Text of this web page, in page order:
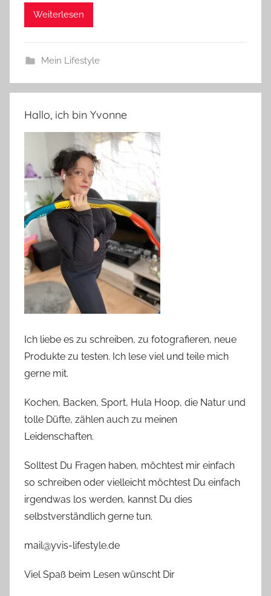
Weiterlesen
Mein Lifestyle
Hallo, ich bin Yvonne
Ich liebe es zu schreiben, zu fotografieren, neue
Produkte zu testen. Ich lese viel und teile mich
gerne mit.
Kochen, Backen, Sport, Hula Hoop, die Natur und
tolle Düfte, zählen auch zu meinen
Leidenschaften.
Solltest Du Fragen haben, möchtest mir einfach
so schreiben oder vielleicht möchtest Du einfach
irgendwas los werden, kannst Du dies
selbstverständlich gerne tun.
mail@yvis-lifestyle.de
Viel Spaß beim Lesen wünscht Dir